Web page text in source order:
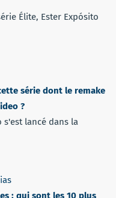
Élite, Ester Expósito
série dont le remake
?
s'est lancé dans la